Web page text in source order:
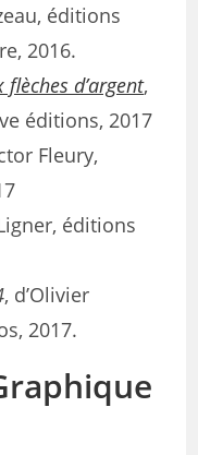
éditions
2016.
d’argent,
éditions, 2017
Fleury,
éditions
, d’Olivier
2017.